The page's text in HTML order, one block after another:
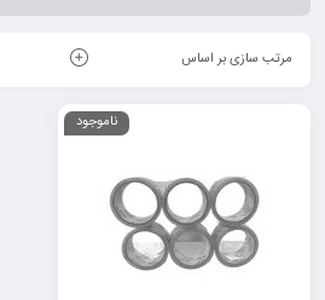
مرتب سازی بر اساس
ناموجود